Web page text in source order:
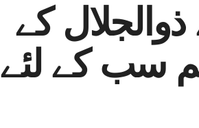
ذوالجلال کے
سب کے لئے